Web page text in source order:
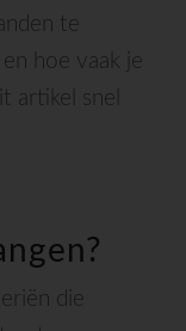
te
hoe vaak je
artikel snel
die